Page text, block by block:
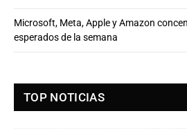
Microsoft, Meta, Apple y Amazon
esperados de la semana
TOP NOTICIAS